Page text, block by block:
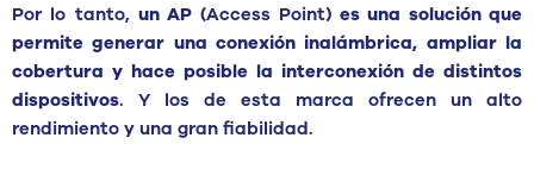
Por lo tanto, un AP (Access Point)es una solución que
permite generar una conexión inalámbrica, ampliar la
cobertura y hace posible la interconexión de distintos
dispositivos. Y los de esta marca ofrecen un alto
rendimiento y una gran fiabilidad.